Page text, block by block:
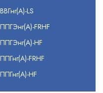
LS
FRHF
HF
FRHF
HF